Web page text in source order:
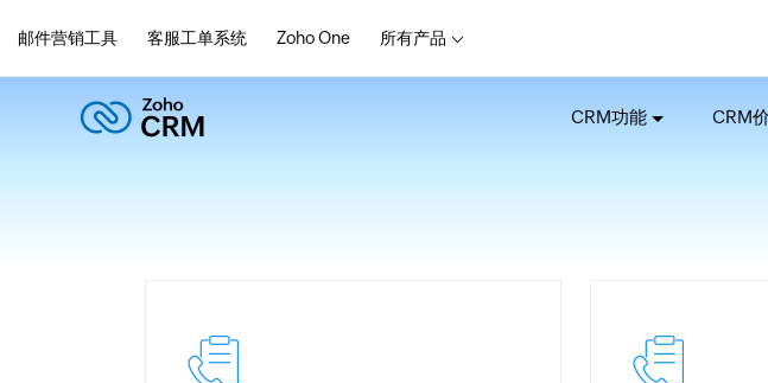
邮件营销工具 客服工单系统 Zoho One 所有产品
CRM功能 CRM